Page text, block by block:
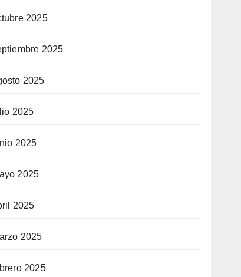
2025
2025
2025
2025
2025
2025
2025
2025
2025